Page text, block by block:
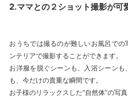
2.ママとの２ショット撮影が可
おうちでは撮るのが難しいお風呂で
ンテリアで撮影することができます。
お洋服を脱ぐシーンも、入浴シーン
も、今だけの貴重な瞬間です。
お子様のリラックスした“自然体”の写